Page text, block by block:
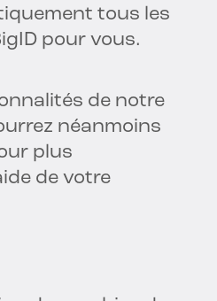
tous les
pour vous.
de notre
néanmoins
plus
de votre